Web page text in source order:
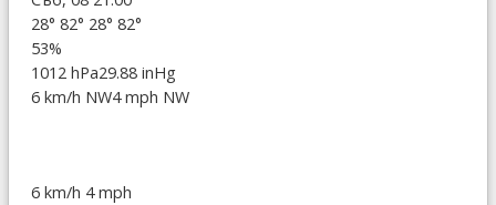
28° 82° 28° 82°
53%
1012 hPa29.88 inHg
6 km/h NW4 mph NW
6 km/h 4 mph